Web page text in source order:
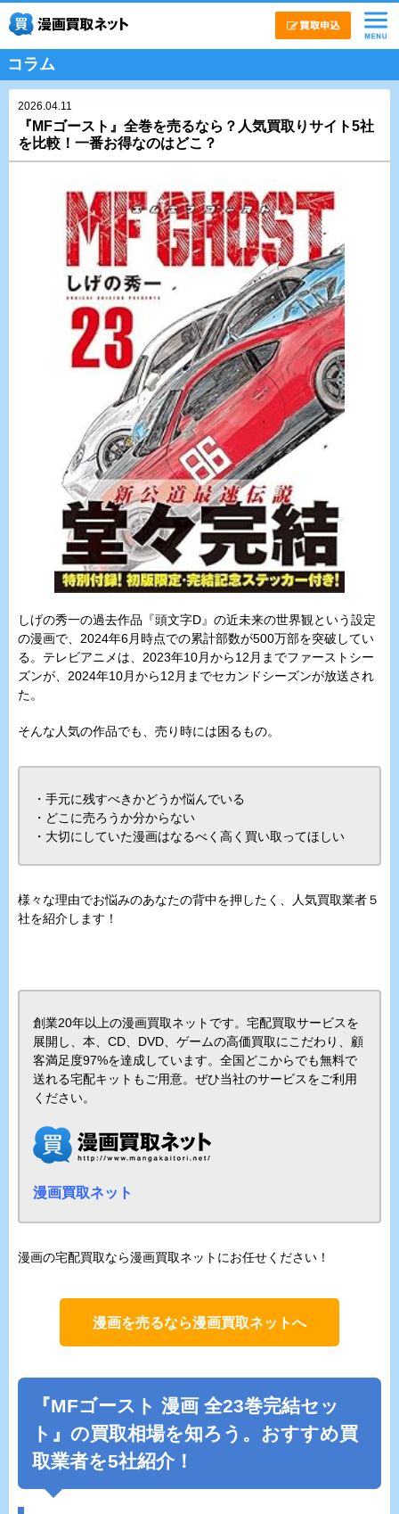
コラム
2026.04.11
『MFゴースト』全巻を売るなら？人気買取りサイト5社
を比較！一番お得なのはどこ？
しげの秀一の過去作品『頭文字D』の近未来の世界観という設定
の漫画で、2024年6月時点での累計部数が500万部を突破してい
る。テレビアニメは、2023年10月から12月までファーストシー
ズンが、2024年10月から12月までセカンドシーズンが放送され
た。
そんな人気の作品でも、売り時には困るもの。
・手元に残すべきかどうか悩んでいる
・どこに売ろうか分からない
・大切にしていた漫画はなるべく高く買い取ってほしい
様々な理由でお悩みのあなたの背中を押したく、人気買取業者５
社を紹介します！
創業20年以上の漫画買取ネットです。宅配買取サービスを
展開し、本、CD、DVD、ゲームの高価買取にこだわり、顧
客満足度97%を達成しています。全国どこからでも無料で
送れる宅配キットもご用意。ぜひ当社のサービスをご利用
ください。
漫画買取ネット
漫画の宅配買取なら漫画買取ネットにお任せください！
漫画を売るなら漫画買取ネットへ
『MFゴースト 漫画 全23巻完結セッ
ト』の買取相場を知ろう。おすすめ買
取業者を5社紹介！